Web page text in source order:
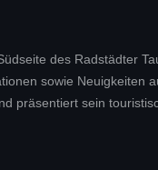
des Radstädter
sowie Neuigkeiten
präsentiert sein